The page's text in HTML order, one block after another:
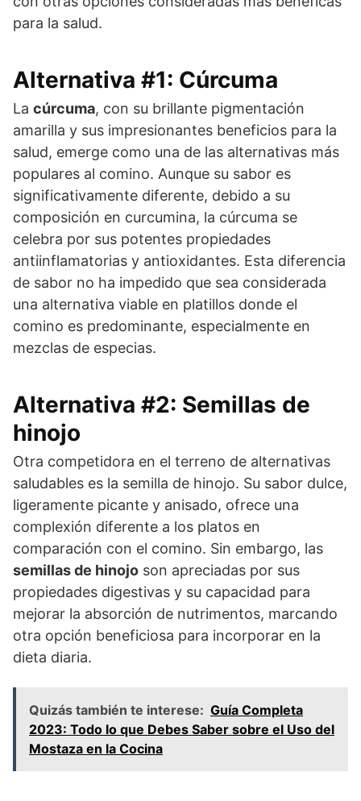
para la salud.
Alternativa #1: Cúrcuma
La cúrcuma, con su brillante pigmentación
amarilla y sus impresionantes beneficios para la
salud, emerge como una de las alternativas más
populares al comino. Aunque su sabor es
significativamente diferente, debido a su
composición en curcumina, la cúrcuma se
celebra por sus potentes propiedades
antiinflamatorias y antioxidantes. Esta diferencia
de sabor no ha impedido que sea considerada
una alternativa viable en platillos donde el
comino es predominante, especialmente en
mezclas de especias.
Alternativa #2: Semillas de
hinojo
Otra competidora en el terreno de alternativas
saludables es la semilla de hinojo. Su sabor dulce,
ligeramente picante y anisado, ofrece una
complexión diferente a los platos en
comparación con el comino. Sin embargo, las
semillas de hinojo son apreciadas por sus
propiedades digestivas y su capacidad para
mejorar la absorción de nutrimentos, marcando
otra opción beneficiosa para incorporar en la
dieta diaria.
Quizás también te interese: Guía Completa
2023: Todo lo que Debes Saber sobre el Uso del
Mostaza en la Cocina